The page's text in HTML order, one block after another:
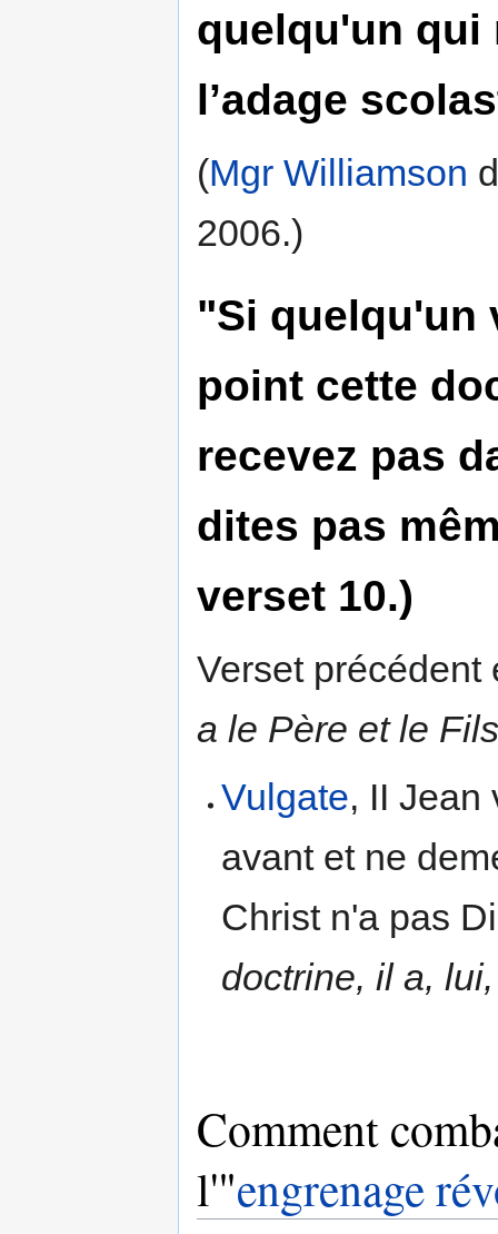
quelqu'un qui
l’adage
(Mgr Williamson
2006.)
"Si quelqu'un
point cette
recevez pas
dites pas
verset 10.)
Verset
a le Père et le Fils
Vulgate, II Jean
avant et ne
Christ n'a pas
doctrine, il a,
Comment
l'"engrenage